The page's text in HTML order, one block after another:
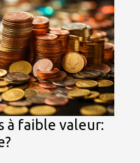
à faible valeur: